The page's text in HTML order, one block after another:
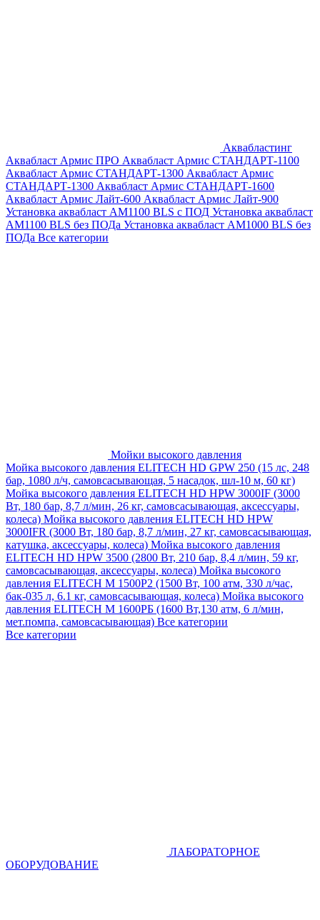
Аквабластинг
Аквабласт Армис ПРО Аквабласт Армис СТАНДАРТ-1100
Аквабласт Армис СТАНДАРТ-1300 Аквабласт Армис
СТАНДАРТ-1300 Аквабласт Армис СТАНДАРТ-1600
Аквабласт Армис Лайт-600 Аквабласт Армис Лайт-900
Установка аквабласт AM1100 BLS с ПОД Установка аквабласт
AM1100 BLS без ПОДа Установка аквабласт AM1000 BLS без
ПОДа Все категории
Мойки высокого давления
Мойка высокого давления ELITECH HD GPW 250 (15 лс, 248
бар, 1080 л/ч, самовсасывающая, 5 насадок, шл-10 м, 60 кг)
Мойка высокого давления ELITECH HD HPW 3000IF (3000
Вт, 180 бар, 8,7 л/мин, 26 кг, самовсасывающая, аксессуары,
колеса) Мойка высокого давления ELITECH HD HPW
3000IFR (3000 Вт, 180 бар, 8,7 л/мин, 27 кг, самовсасывающая,
катушка, аксессуары, колеса) Мойка высокого давления
ELITECH HD HPW 3500 (2800 Вт, 210 бар, 8,4 л/мин, 59 кг,
самовсасывающая, аксессуары, колеса) Мойка высокого
давления ELITECH M 1500P2 (1500 Вт, 100 атм, 330 л/час,
бак-035 л, 6.1 кг, самовсасывающая, колеса) Мойка высокого
давления ELITECH М 1600РБ (1600 Вт,130 атм, 6 л/мин,
мет.помпа, самовсасывающая) Все категории
Все категории
ЛАБОРАТОРНОЕ
ОБОРУДОВАНИЕ